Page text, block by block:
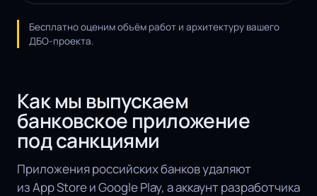
Бесплатно оценим объём работ и архитектуру вашего
ДБО-проекта.
Как мы выпускаем
банковское приложение
под санкциями
Приложения российских банков удаляют
из App Store и Google Play, а аккаунт разработчика